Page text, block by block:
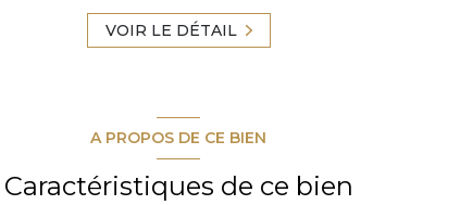
VOIR LE DÉTAIL
A PROPOS DE CE BIEN
Caractéristiques de ce bien